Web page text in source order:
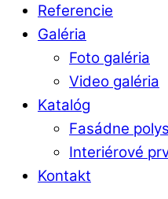
Referencie
Galéria
Foto galéria
Video galéria
Katalóg
Fasádne
Interiérové
Kontakt